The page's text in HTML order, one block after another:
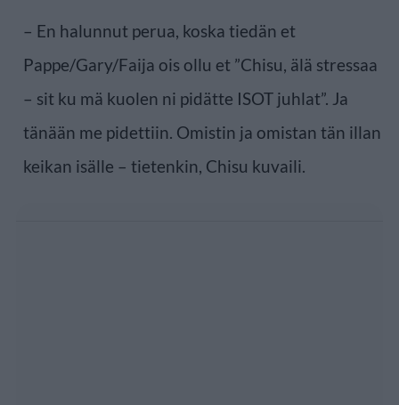
– En halunnut perua, koska tiedän et
Pappe/Gary/Faija ois ollu et ”Chisu, älä stressaa
– sit ku mä kuolen ni pidätte ISOT juhlat”. Ja
tänään me pidettiin. Omistin ja omistan tän illan
keikan isälle – tietenkin, Chisu kuvaili.